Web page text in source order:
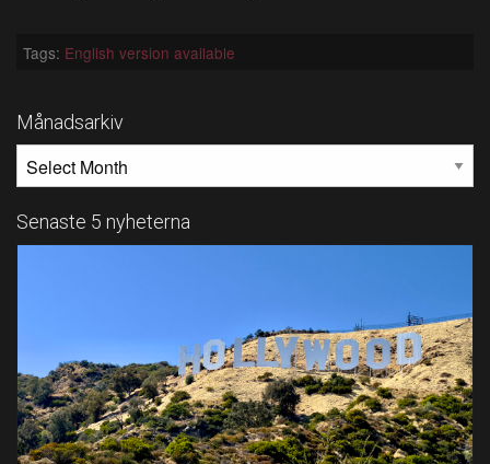
Tags: English version available
Månadsarkiv
Senaste 5 nyheterna